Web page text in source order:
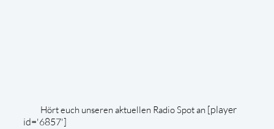
Hört euch unseren aktuellen Radio Spot an [player
id='6857']